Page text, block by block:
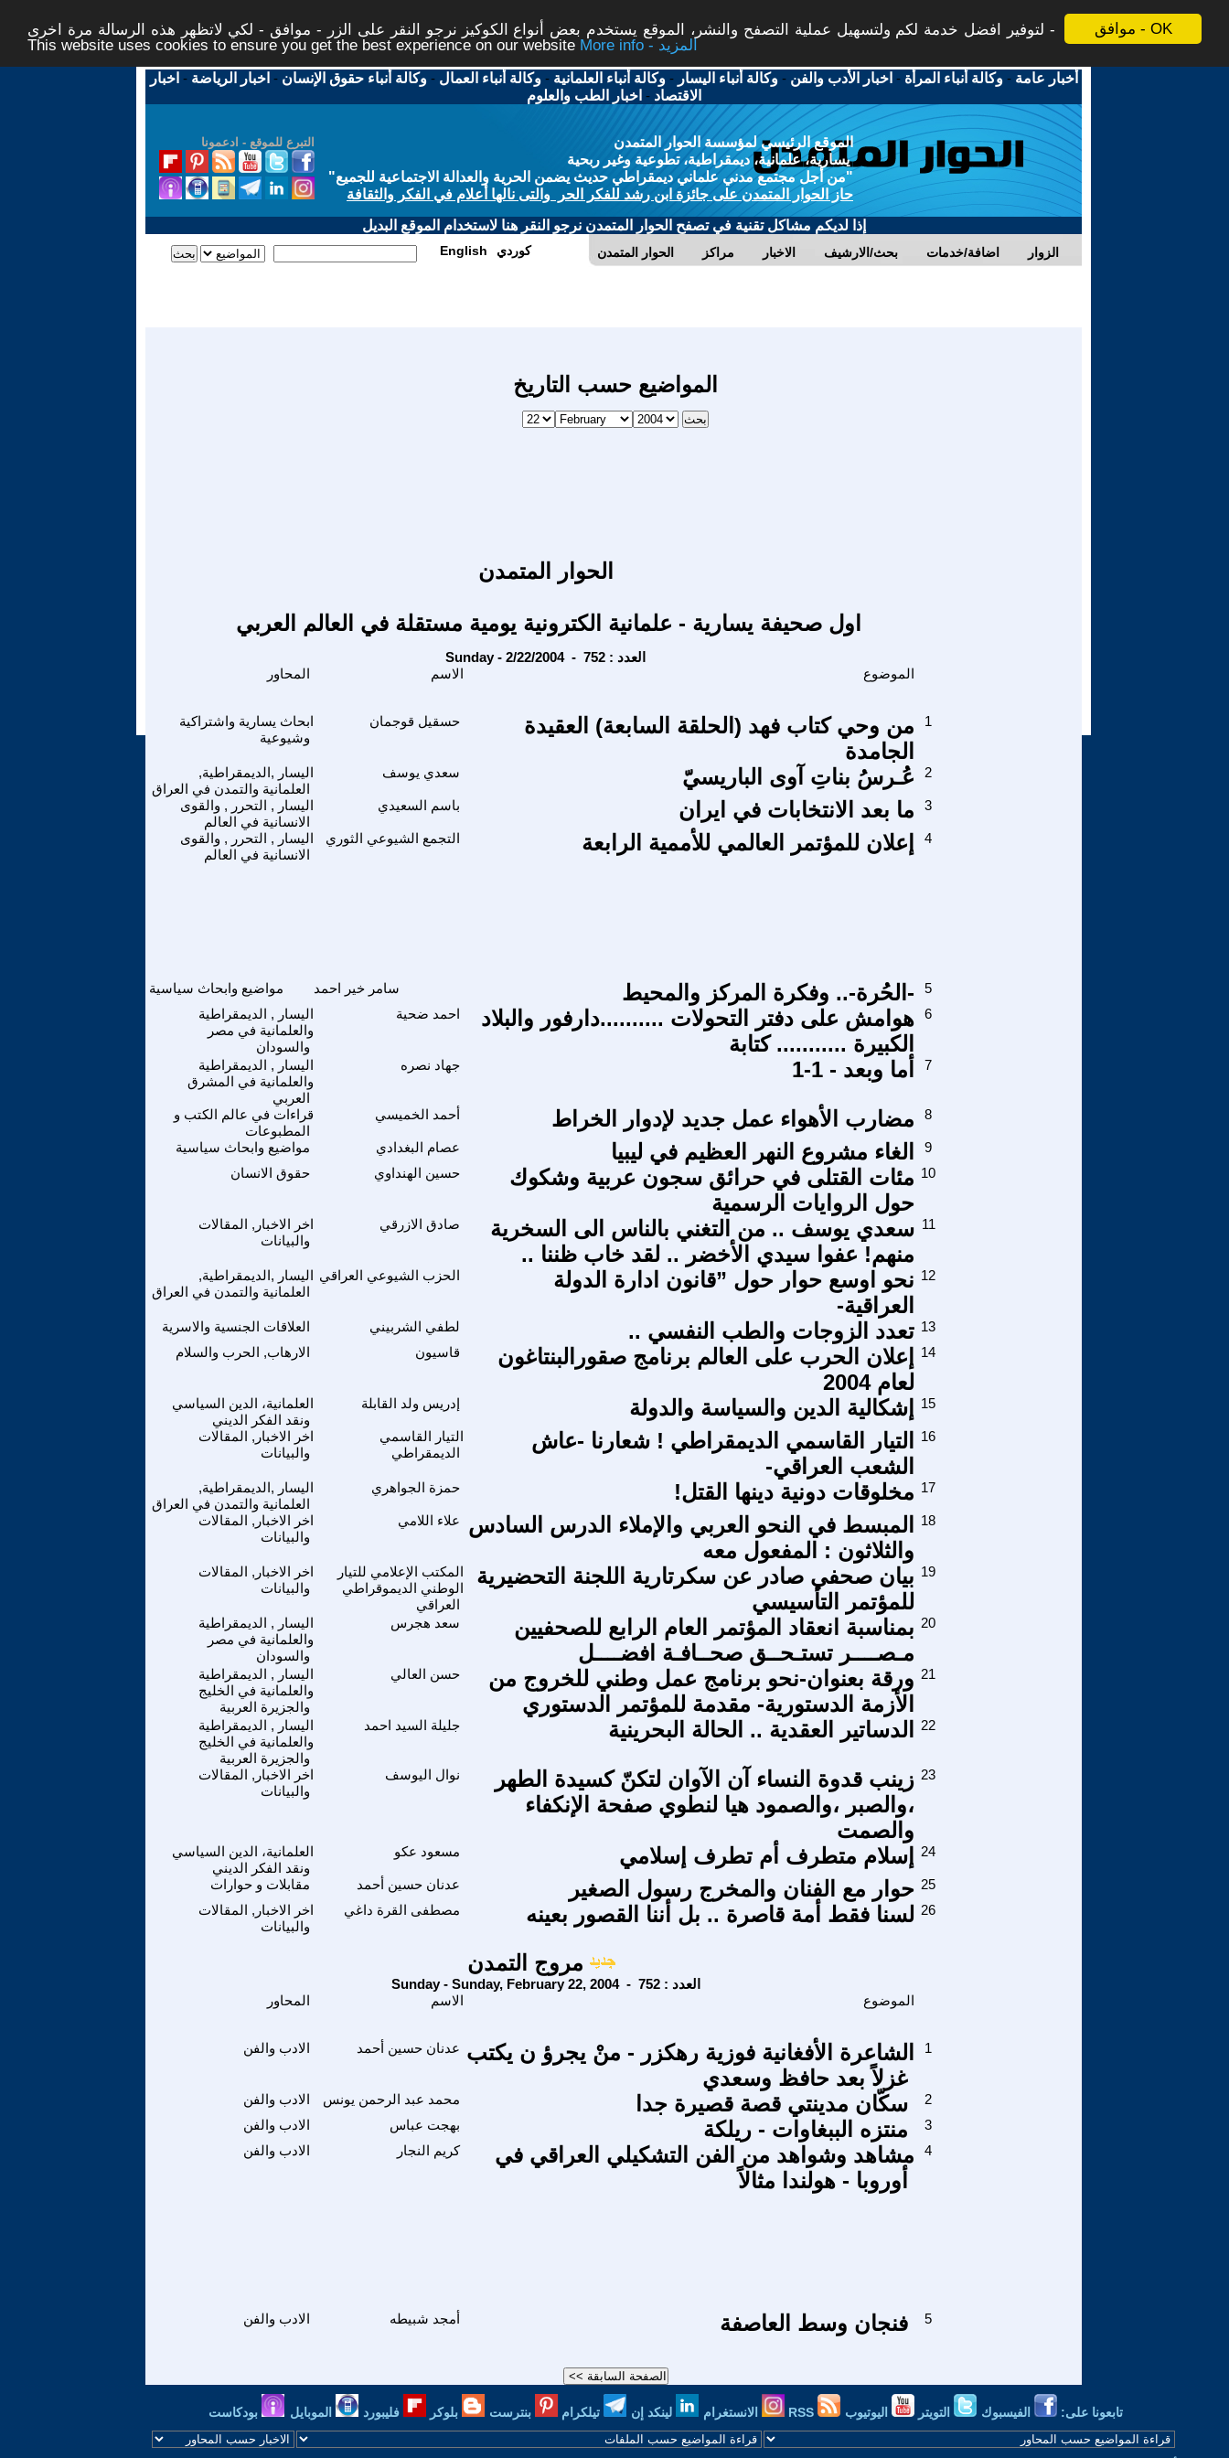
موافق - OK
لتوفير افضل خدمة لكم ولتسهيل عملية التصفح والنشر، الموقع يستخدم بعض أنواع الكوكيز نرجو النقر على الزر - موافق - لكي لاتظهر هذه الرسالة مرة اخرى -
This website uses cookies to ensure you get the best experience on our website
More info - المزيد
أخبار عامة -وكالة أنباء المرأة - اخبار الأدب والفن -وكالة أنباء اليسار -وكالة أنباء العلمانية -وكالة أنباء العمال -وكالة أنباء حقوق الإنسان - اخبار الرياضة - اخبار
الاقتصاد - اخبار الطب والعلوم
التبرع للموقع - ادعمونا
الموقع الرئيسي لمؤسسة الحوار المتمدن
يسارية، علمانية، ديمقراطية، تطوعية وغير ربحية
"من أجل مجتمع مدني علماني ديمقراطي حديث يضمن الحرية والعدالة الاجتماعية للجميع"
حاز الحوار المتمدن على جائزة ابن رشد للفكر الحر والتى نالها أعلام في الفكر والثقافة
إذا لديكم مشاكل تقنية في تصفح الحوار المتمدن نرجو النقر هنا لاستخدام الموقع البديل
الحوار المتمدن مراكز الاخبار بحث/الارشيف اضافة/خدمات الزوار English كوردي
المواضيع حسب التاريخ
الحوار المتمدن
اول صحيفة يسارية - علمانية الكترونية يومية مستقلة في العالم العربي
Sunday - 2/22/2004 - العدد : 752
الاسم الموضوع
ابحاث يسارية واشتراكية
وشيوعية
حسقيل قوجمان
من وحي كتاب فهد (الحلقة السابعة) العقيدة
الجامدة
1
اليسار ,الديمقراطية,
العلمانية والتمدن في العراق
سعدي يوسف عُـرسُ بناتِ آوى الباريسيّ 2
اليسار , التحرر , والقوى
الانسانية في العالم
باسم السعيدي ما بعد الانتخابات في ايران 3
اليسار , التحرر , والقوى
الانسانية في العالم
التجمع الشيوعي الثوري إعلان للمؤتمر العالمي للأممية الرابعة 4
مواضيع وابحاث سياسية سامر خير احمد -الحُرة-.. وفكرة المركز والمحيط
5
اليسار , الديمقراطية
والعلمانية في مصر
والسودان
احمد ضحية
هوامش على دفتر التحولات ..........دارفور والبلاد
الكبيرة ........... كتابة
6
اليسار , الديمقراطية
والعلمانية في المشرق
العربي
جهاد نصره أما وبعد - 1-1 7
قراءات في عالم الكتب و
المطبوعات
أحمد الخميسي مضارب الأهواء عمل جديد لإدوار الخراط 8
مواضيع وابحاث سياسية عصام البغدادي الغاء مشروع النهر العظيم في ليبيا
9
حقوق الانسان
حسين الهنداوي
مئات القتلى في حرائق سجون عربية وشكوك
حول الروايات الرسمية
10
اخر الاخبار, المقالات
والبيانات
صادق الازرقي
سعدي يوسف .. من التغني بالناس الى السخرية
منهم! عفوا سيدي الأخضر .. لقد خاب ظننا ..
11
اليسار ,الديمقراطية,
العلمانية والتمدن في العراق
الحزب الشيوعي العراقي
نحو اوسع حوار حول ”قانون ادارة الدولة
العراقية-
12
العلاقات الجنسية والاسرية لطفي الشربيني تعدد الزوجات والطب النفسي .. 13
الارهاب, الحرب والسلام
قاسيون
إعلان الحرب على العالم برنامج صقورالبنتاغون
لعام 2004
14
العلمانية، الدين السياسي
ونقد الفكر الديني
إدريس ولد القابلة إشكالية الدين والسياسة والدولة 15
اخر الاخبار, المقالات
والبيانات
التيار القاسمي
الديمقراطي
التيار القاسمي الديمقراطي ! شعارنا -عاش
الشعب العراقي-
16
اليسار ,الديمقراطية,
العلمانية والتمدن في العراق
حمزة الجواهري مخلوقات دونية دينها القتل! 17
اخر الاخبار, المقالات
والبيانات
علاء اللامي
المبسط في النحو العربي والإملاء الدرس السادس
والثلاثون : المفعول معه
18
اخر الاخبار, المقالات
والبيانات
المكتب الإعلامي للتيار
الوطني الديموقراطي
العراقي
بيان صحفي صادر عن سكرتارية اللجنة التحضيرية
للمؤتمر التأسيسي
19
اليسار , الديمقراطية
والعلمانية في مصر
والسودان
سعد هجرس
بمناسبة انعقاد المؤتمر العام الرابع للصحفيين
مـصــــر تستـحــق صحــافـة افضــــل
20
اليسار , الديمقراطية
والعلمانية في الخليج
والجزيرة العربية
حسن العالي
ورقة بعنوان-نحو برنامج عمل وطني للخروج من
الأزمة الدستورية- مقدمة للمؤتمر الدستوري
21
اليسار , الديمقراطية
والعلمانية في الخليج
والجزيرة العربية
جليلة السيد احمد الدساتير العقدية .. الحالة البحرينية 22
اخر الاخبار, المقالات
والبيانات
نوال اليوسف
زينب قدوة النساء آن الآوان لتكنّ كسيدة الطهر
،والصبر ،والصمود هيا لنطوي صفحة الإنكفاء
والصمت
23
العلمانية، الدين السياسي
ونقد الفكر الديني
مسعود عكو إسلام متطرف أم تطرف إسلامي 24
مقابلات و حوارات عدنان حسين أحمد حوار مع الفنان والمخرج رسول الصغير 25
اخر الاخبار, المقالات
والبيانات
مصطفى القرة داغي لسنا فقط أمة قاصرة .. بل أننا القصور بعينه 26
مروج التمدن
Sunday - Sunday, February 22, 2004 - العدد : 752
الاسم الموضوع
الادب والفن عدنان حسين أحمد الشاعرة الأفغانية فوزية رهكزر - منْ يجرؤ ن يكتب
غزلاً بعد حافظ وسعدي
1
الادب والفن محمد عبد الرحمن يونس سكّان مدينتي قصة قصيرة جدا
2
الادب والفن
بهجت عباس منتزه الببغاوات - ريلكة
3
الادب والفن
كريم النجار
مشاهد وشواهد من الفن التشكيلي العراقي في
أوروبا - هولندا مثالاً
4
الادب والفن أمجد شبيطه فنجان وسط العاصفة 5
تابعونا على: الفيسبوك التويتر اليوتيوب الانستغرام لينكد إن تيلكرام بنترست بلوكر فليبورد الموبايل بودكاست